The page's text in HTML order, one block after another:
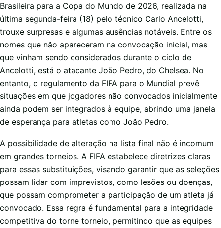
Brasileira para a Copa do Mundo de 2026, realizada na
última segunda-feira (18) pelo técnico Carlo Ancelotti,
trouxe surpresas e algumas ausências notáveis. Entre os
nomes que não apareceram na convocação inicial, mas
que vinham sendo considerados durante o ciclo de
Ancelotti, está o atacante João Pedro, do Chelsea. No
entanto, o regulamento da FIFA para o Mundial prevê
situações em que jogadores não convocados inicialmente
ainda podem ser integrados à equipe, abrindo uma janela
de esperança para atletas como João Pedro.
A possibilidade de alteração na lista final não é incomum
em grandes torneios. A FIFA estabelece diretrizes claras
para essas substituições, visando garantir que as seleções
possam lidar com imprevistos, como lesões ou doenças,
que possam comprometer a participação de um atleta já
convocado. Essa regra é fundamental para a integridade
competitiva do torne torneio, permitindo que as equipes